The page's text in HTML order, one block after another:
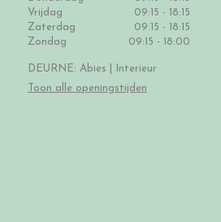
Vrijdag
09:15 - 18:15
Zaterdag
09:15 - 18:15
Zondag
09:15 - 18:00
DEURNE: Abies | Interieur
Toon alle openingstijden